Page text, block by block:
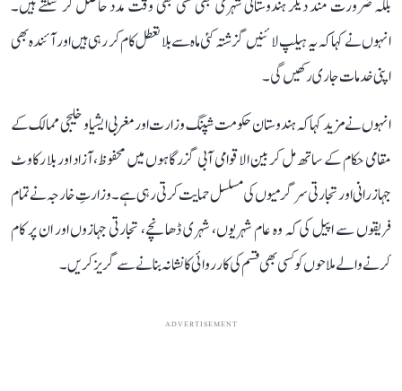
بلکہ ضرورت مند دیگر ہندوستانی شہری بھی کسی بھی وقت مدد حاصل کر سکتے ہیں۔
انہوں نے کہا کہ یہ ہیلپ لائنیں گزشتہ کئی ماہ سے بلا تعطل کام کر رہی ہیں اور آئندہ بھی
اپنی خدمات جاری رکھیں گی۔
انہوں نے مزید کہا کہ ہندوستان حکومت شپنگ وزارت اور مغربی ایشیا و خلیجی ممالک کے
مقامی حکام کے ساتھ مل کر بین الاقوامی آبی گزرگاہوں میں محفوظ، آزاد اور بلا رکاوٹ
جہاز رانی اور تجارتی سرگرمیوں کی مسلسل حمایت کرتی رہی ہے۔ وزارتِ خارجہ نے تمام
فریقوں سے اپیل کی کہ وہ عام شہریوں، شہری ڈھانچے، تجارتی جہازوں اور ان پر کام
کرنے والے ملاحوں کو کسی بھی قسم کی کارروائی کا نشانہ بنانے سے گریز کریں۔
ADVERTISEMENT